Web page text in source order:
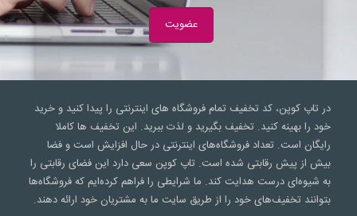
در تاپ کوپن، کد تخفیف تمام فروشگاه های اینترنتی را پیدا کنید و خرید
خود را بهینه کنید. تخفیف بگیرید و لذت ببرید. این تخفیف ها کاملا
رایگان است. تعداد فروشگاه‌های اینترنتی در حال افزایش است و فضا
بیش از پیش رقابتی شده است. تاپ کوپن سعی‌ دارد این فضای رقابتی را
به شیوه‌ای درست هدایت کند. ما شرایطی را فراهم کرده‌ایم که فروشگاه‌ها
بتوانند تخفیف‌های خود را از طریق سایت ما به مشتریان خود ارائه دهند.